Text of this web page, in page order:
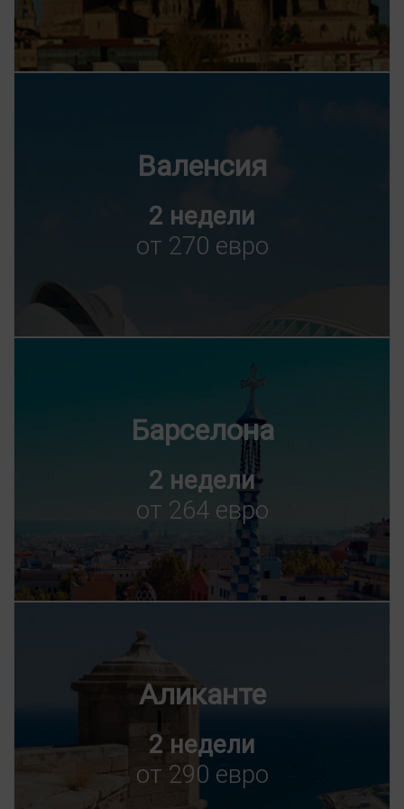
Валенсия
2 недели
от 270 евро
Барселона
2 недели
от 264 евро
Аликанте
2 недели
от 290 евро